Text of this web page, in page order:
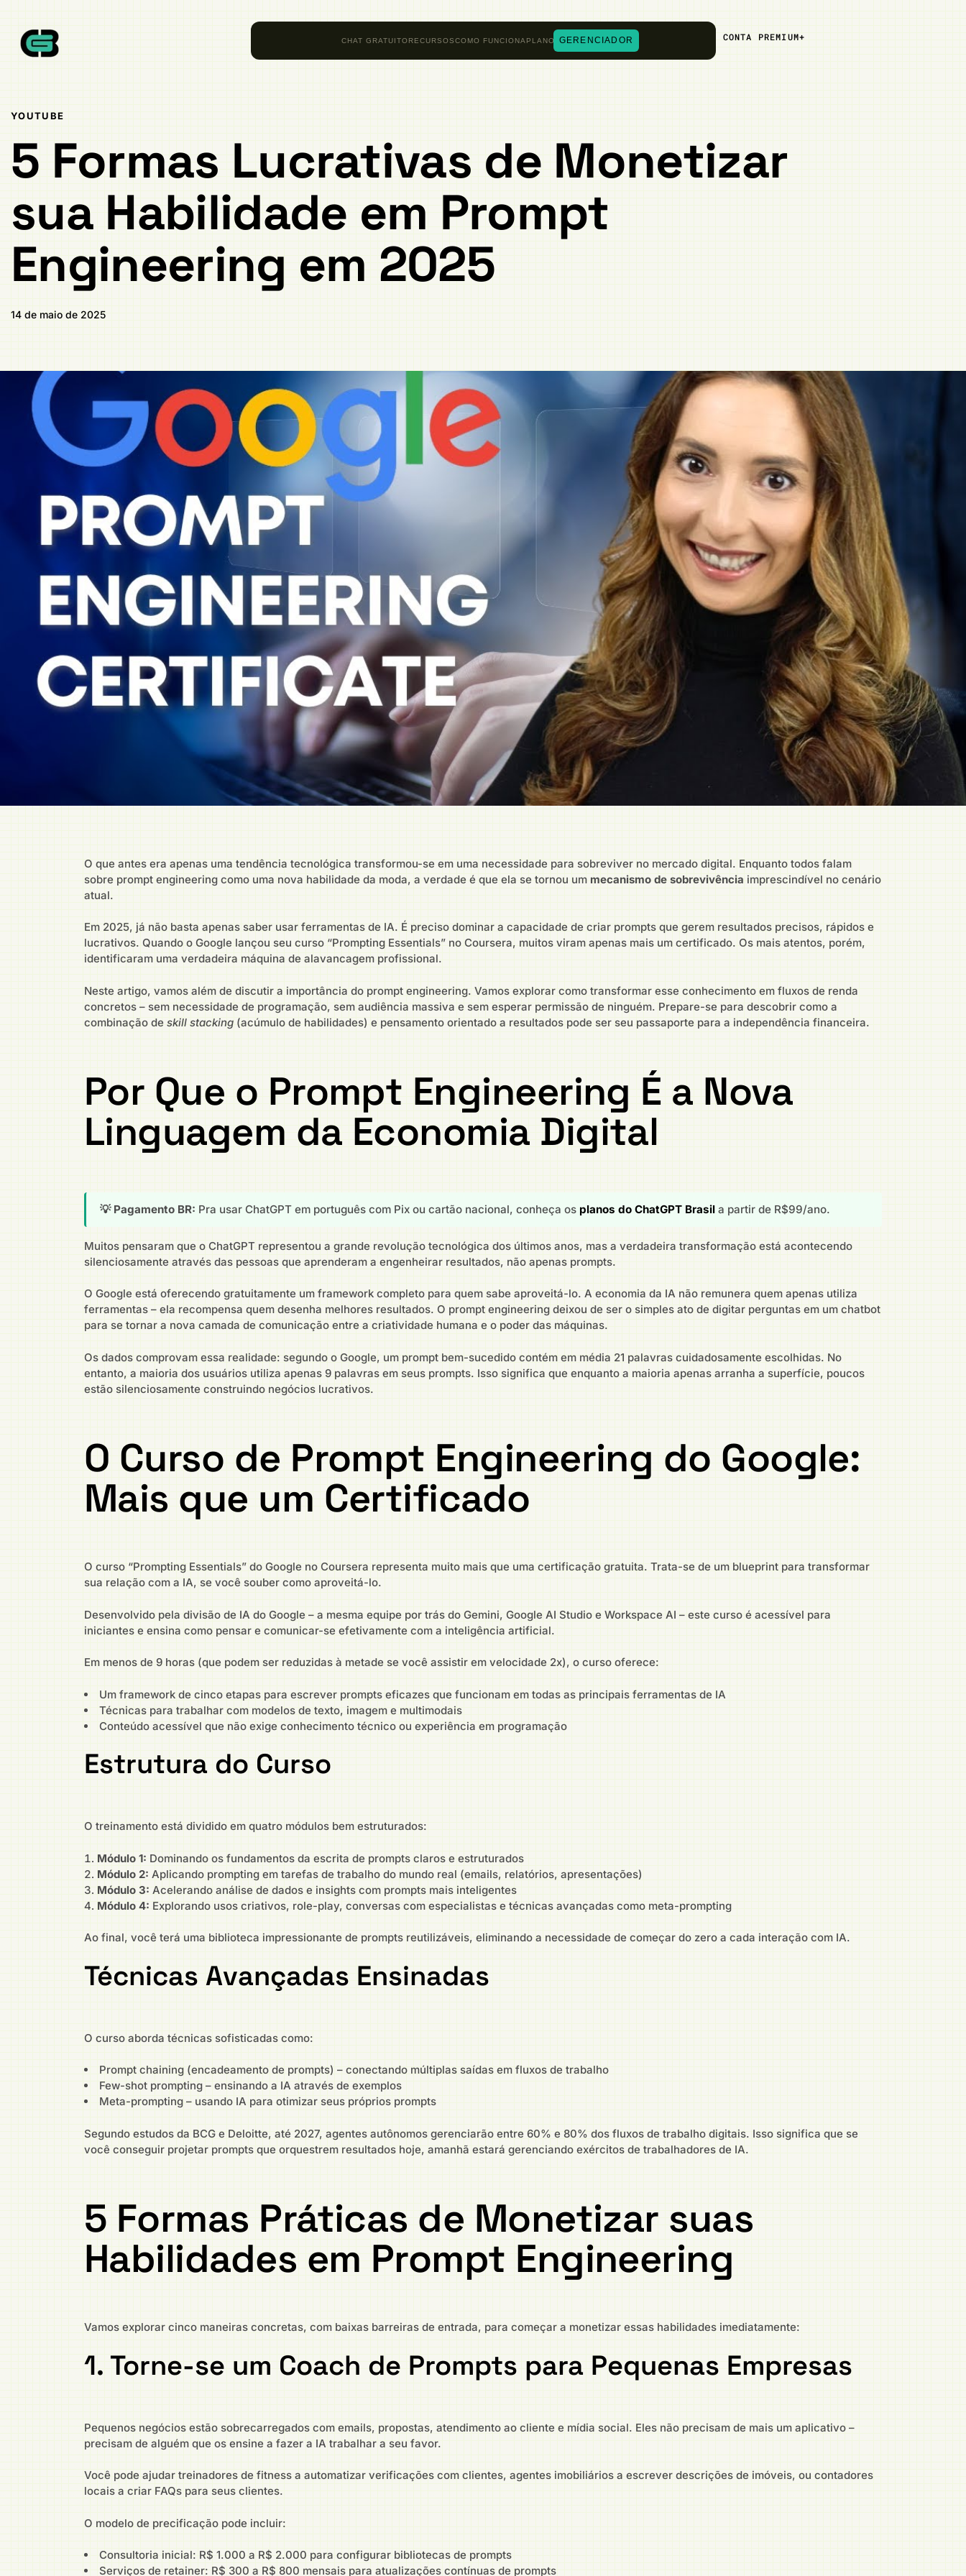
CHAT GRATUITORECURSOSCOMO FUNCIONA PLANOSGERENCIADOR CONTA PREMIUM+
YOUTUBE
5 Formas Lucrativas de Monetizar
sua Habilidade em Prompt
Engineering em 2025
14 de maio de 2025
O que antes era apenas uma tendência tecnológica transformou-se em uma necessidade para sobreviver no mercado digital. Enquanto todos falam
sobre prompt engineering como uma nova habilidade da moda, a verdade é que ela se tornou um mecanismo de sobrevivência imprescindível no cenário
atual.
Em 2025, já não basta apenas saber usar ferramentas de IA. É preciso dominar a capacidade de criar prompts que gerem resultados precisos, rápidos e
lucrativos. Quando o Google lançou seu curso “Prompting Essentials” no Coursera, muitos viram apenas mais um certificado. Os mais atentos, porém,
identificaram uma verdadeira máquina de alavancagem profissional.
Neste artigo, vamos além de discutir a importância do prompt engineering. Vamos explorar como transformar esse conhecimento em fluxos de renda
concretos – sem necessidade de programação, sem audiência massiva e sem esperar permissão de ninguém. Prepare-se para descobrir como a
combinação de skill stacking (acúmulo de habilidades) e pensamento orientado a resultados pode ser seu passaporte para a independência financeira.
Por Que o Prompt Engineering É a Nova
Linguagem da Economia Digital
💡 Pagamento BR: Pra usar ChatGPT em português com Pix ou cartão nacional, conheça os planos do ChatGPT Brasil a partir de R$99/ano.
Muitos pensaram que o ChatGPT representou a grande revolução tecnológica dos últimos anos, mas a verdadeira transformação está acontecendo
silenciosamente através das pessoas que aprenderam a engenheirar resultados, não apenas prompts.
O Google está oferecendo gratuitamente um framework completo para quem sabe aproveitá-lo. A economia da IA não remunera quem apenas utiliza
ferramentas – ela recompensa quem desenha melhores resultados. O prompt engineering deixou de ser o simples ato de digitar perguntas em um chatbot
para se tornar a nova camada de comunicação entre a criatividade humana e o poder das máquinas.
Os dados comprovam essa realidade: segundo o Google, um prompt bem-sucedido contém em média 21 palavras cuidadosamente escolhidas. No
entanto, a maioria dos usuários utiliza apenas 9 palavras em seus prompts. Isso significa que enquanto a maioria apenas arranha a superfície, poucos
estão silenciosamente construindo negócios lucrativos.
O Curso de Prompt Engineering do Google:
Mais que um Certificado
O curso “Prompting Essentials” do Google no Coursera representa muito mais que uma certificação gratuita. Trata-se de um blueprint para transformar
sua relação com a IA, se você souber como aproveitá-lo.
Desenvolvido pela divisão de IA do Google – a mesma equipe por trás do Gemini, Google AI Studio e Workspace AI – este curso é acessível para
iniciantes e ensina como pensar e comunicar-se efetivamente com a inteligência artificial.
Em menos de 9 horas (que podem ser reduzidas à metade se você assistir em velocidade 2x), o curso oferece:
Um framework de cinco etapas para escrever prompts eficazes que funcionam em todas as principais ferramentas de IA
Técnicas para trabalhar com modelos de texto, imagem e multimodais
Conteúdo acessível que não exige conhecimento técnico ou experiência em programação
Estrutura do Curso
O treinamento está dividido em quatro módulos bem estruturados:
Módulo 1: Dominando os fundamentos da escrita de prompts claros e estruturados
Módulo 2: Aplicando prompting em tarefas de trabalho do mundo real (emails, relatórios, apresentações)
Módulo 3: Acelerando análise de dados e insights com prompts mais inteligentes
Módulo 4: Explorando usos criativos, role-play, conversas com especialistas e técnicas avançadas como meta-prompting
Ao final, você terá uma biblioteca impressionante de prompts reutilizáveis, eliminando a necessidade de começar do zero a cada interação com IA.
Técnicas Avançadas Ensinadas
O curso aborda técnicas sofisticadas como:
Prompt chaining (encadeamento de prompts) – conectando múltiplas saídas em fluxos de trabalho
Few-shot prompting – ensinando a IA através de exemplos
Meta-prompting – usando IA para otimizar seus próprios prompts
Segundo estudos da BCG e Deloitte, até 2027, agentes autônomos gerenciarão entre 60% e 80% dos fluxos de trabalho digitais. Isso significa que se
você conseguir projetar prompts que orquestrem resultados hoje, amanhã estará gerenciando exércitos de trabalhadores de IA.
5 Formas Práticas de Monetizar suas
Habilidades em Prompt Engineering
Vamos explorar cinco maneiras concretas, com baixas barreiras de entrada, para começar a monetizar essas habilidades imediatamente:
1. Torne-se um Coach de Prompts para Pequenas Empresas
Pequenos negócios estão sobrecarregados com emails, propostas, atendimento ao cliente e mídia social. Eles não precisam de mais um aplicativo –
precisam de alguém que os ensine a fazer a IA trabalhar a seu favor.
Você pode ajudar treinadores de fitness a automatizar verificações com clientes, agentes imobiliários a escrever descrições de imóveis, ou contadores
locais a criar FAQs para seus clientes.
O modelo de precificação pode incluir:
Consultoria inicial: R$ 1.000 a R$ 2.000 para configurar bibliotecas de prompts
Serviços de retainer: R$ 300 a R$ 800 mensais para atualizações contínuas de prompts